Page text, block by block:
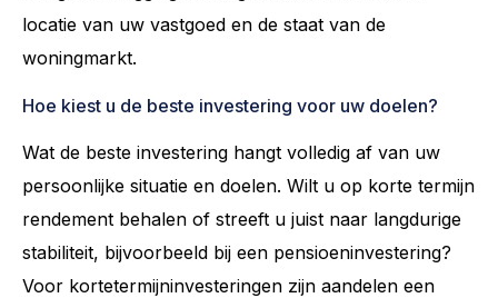
locatie van uw vastgoed en de staat van de
woningmarkt.
Hoe kiest u de beste investering voor uw doelen?
Wat de beste investering hangt volledig af van uw
persoonlijke situatie en doelen. Wilt u op korte termijn
rendement behalen of streeft u juist naar langdurige
stabiliteit, bijvoorbeeld bij een pensioeninvestering?
Voor kortetermijninvesteringen zijn aandelen een